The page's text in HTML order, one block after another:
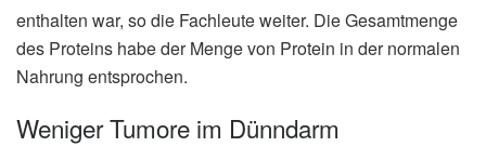
enthalten war, so die Fachleute weiter. Die Gesamtmenge
des Proteins habe der Menge von Protein in der normalen
Nahrung entsprochen.
Weniger Tumore im Dünndarm